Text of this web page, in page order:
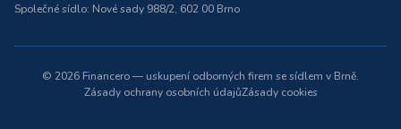
Společné sídlo: Nové sady 988/2, 602 00 Brno
© 2026 Financero — uskupení odborných firem se sídlem v Brně.
Zásady ochrany osobních údajůZásady cookies